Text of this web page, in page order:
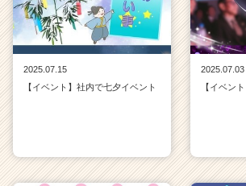
2025.07.15
【イベント】社内で七夕イベント
2025.07.03
【イベン